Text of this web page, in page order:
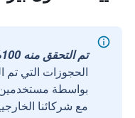
تم التحقق منه 100%
الحجوزات التي تم
مع شركائنا